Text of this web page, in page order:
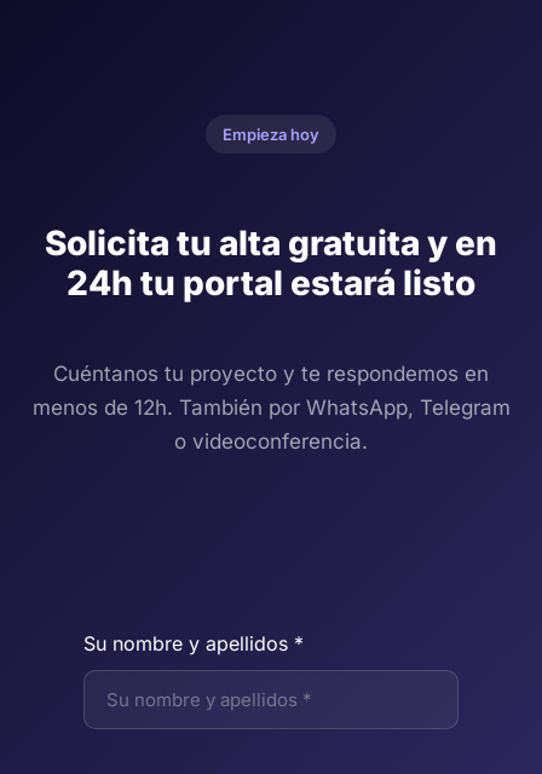
Empieza hoy
Solicita tu alta gratuita y en
24h tu portal estará listo
Cuéntanos tu proyecto y te respondemos en
menos de 12h. También por WhatsApp, Telegram
o videoconferencia.
Su nombre y apellidos *